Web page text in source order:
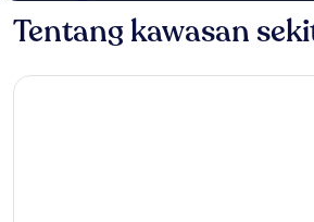
Tentang kawasan